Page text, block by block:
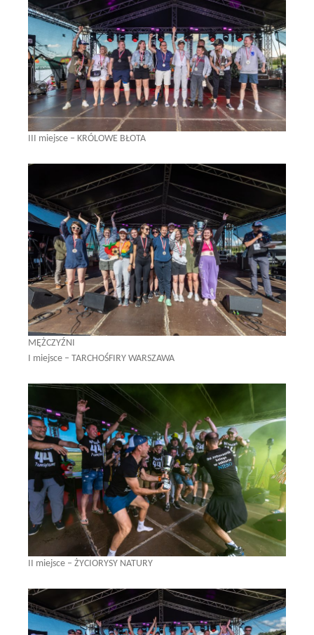
III miejsce – KRÓLOWE BŁOTA
MĘŻCZYŹNI
I miejsce – TARCHOŚFIRY WARSZAWA
II miejsce – ŻYCIORYSY NATURY